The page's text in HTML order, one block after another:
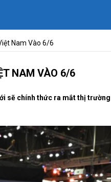
Nam Vào 6/6
NAM VÀO 6/6
sẽ chính thức ra mắt thị